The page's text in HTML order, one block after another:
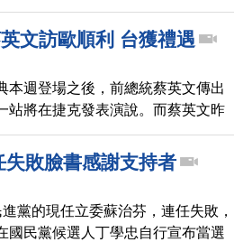
跨領域的好人才籌組新政府。
文訪歐順利 台獲禮遇
本週登場之後，前總統蔡英文傳出
站將在捷克發表演說。而蔡英文昨
，討論外交、國防等議題，賴總統
敗臉書感謝支持者
黨的現任立委蘇治芬，連任失敗，
國民黨候選人丁學忠自行宣布當選